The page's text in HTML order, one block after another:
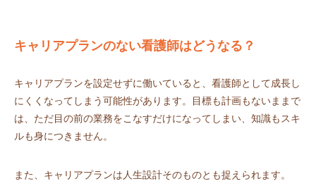
キャリアプランのない看護師はどうなる？
キャリアプランを設定せずに働いていると、看護師として成長し
にくくなってしまう可能性があります。目標も計画もないままで
は、ただ目の前の業務をこなすだけになってしまい、知識もスキ
ルも身につきません。
また、キャリアプランは人生設計そのものとも捉えられます。